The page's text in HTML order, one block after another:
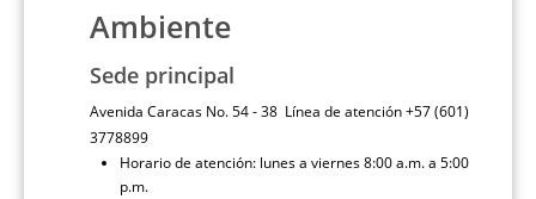
Ambiente
Sede principal
Avenida Caracas No. 54 - 38 Línea de atención +57 (601)
3778899
Horario de atención: lunes a viernes 8:00 a.m. a 5:00
p.m.